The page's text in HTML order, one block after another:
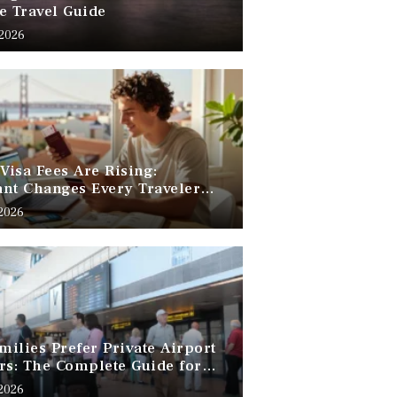
Travel Guide
Fees Are Rising:
Changes Every Traveler
Prefer Private Airport
The Complete Guide for
Family Travel